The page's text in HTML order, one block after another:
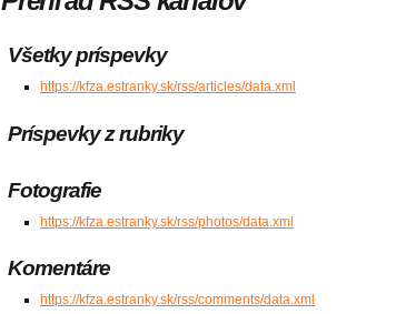
Všetky príspevky
https://kfza.estranky.sk/rss/articles/data.xml
Príspevky z rubriky
Fotografie
https://kfza.estranky.sk/rss/photos/data.xml
Komentáre
https://kfza.estranky.sk/rss/comments/data.xml